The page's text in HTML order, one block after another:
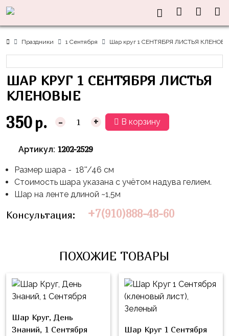
Праздники 1 Сентября Шар круг 1 СЕНТЯБРЯ ЛИСТЬЯ
ШАР КРУГ 1 СЕНТЯБРЯ ЛИСТЬЯ
КЛЕНОВЫЕ
350 р. - + В корзину
Артикул: 1202-2529
Размер шара - 18''/46 см
Стоимость шара указана с учётом надува гелием.
Шар на ленте длиной ~1,5м
Консультация: +7(910)888-48-60
ПОХОЖИЕ ТОВАРЫ
Шар Круг, День
Знаний, 1 Сентября
Шар Круг 1 Сентября
консультация?
Акции
Каталог
Латексные
шары
без
Латексные
шары
рисунком
Фольгированные
сердца/
звёзды
81
см
Фольга
91
Праздники
Год
8
марта
23
Дембель
Родился
День
Рождения
День
Сентября
Хэллоуин
Девичник
Тематики
Патруль
Оранжевая
Корова
Маша
Медведь
Трактор
Миньоны
Пикачу
Леди
ми-
мишки
Грузовичок
Лёва
Информация
О нас
Доставка
и оплата
Контакты
+7(910)888-
48-
60
Бор,
ул.
М.Горького,
62/2